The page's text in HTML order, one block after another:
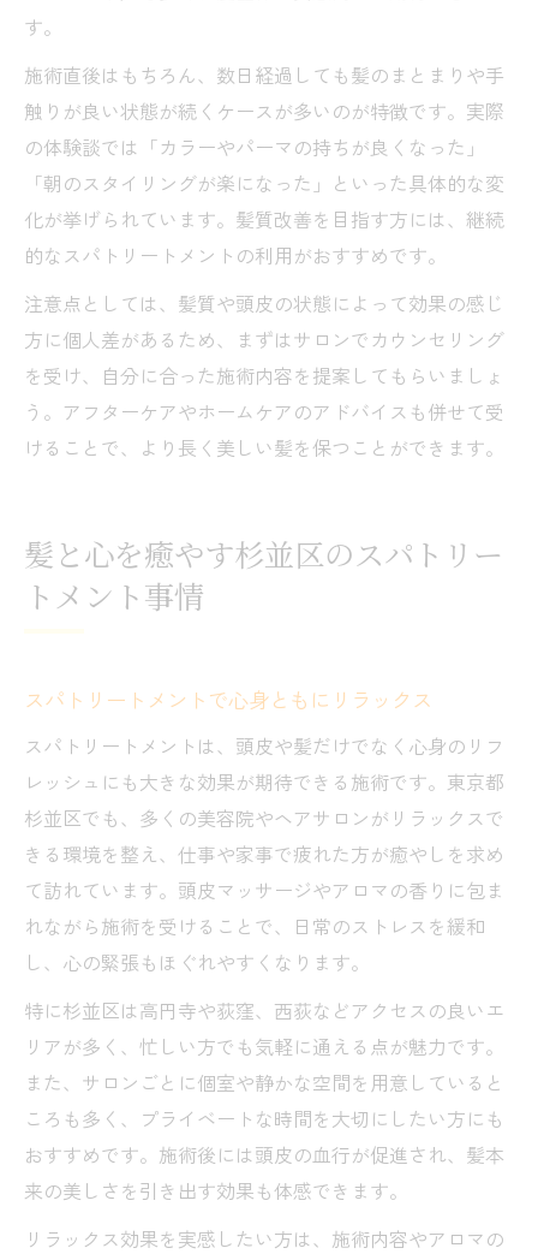
す。
施術直後はもちろん、数日経過しても髪のまとまりや手
触りが良い状態が続くケースが多いのが特徴です。実際
の体験談では「カラーやパーマの持ちが良くなった」
「朝のスタイリングが楽になった」といった具体的な変
化が挙げられています。髪質改善を目指す方には、継続
的なスパトリートメントの利用がおすすめです。
注意点としては、髪質や頭皮の状態によって効果の感じ
方に個人差があるため、まずはサロンでカウンセリング
を受け、自分に合った施術内容を提案してもらいましょ
う。アフターケアやホームケアのアドバイスも併せて受
けることで、より長く美しい髪を保つことができます。
髪と心を癒やす杉並区のスパトリー
トメント事情
スパトリートメントで心身ともにリラックス
スパトリートメントは、頭皮や髪だけでなく心身のリフ
レッシュにも大きな効果が期待できる施術です。東京都
杉並区でも、多くの美容院やヘアサロンがリラックスで
きる環境を整え、仕事や家事で疲れた方が癒やしを求め
て訪れています。頭皮マッサージやアロマの香りに包ま
れながら施術を受けることで、日常のストレスを緩和
し、心の緊張もほぐれやすくなります。
特に杉並区は高円寺や荻窪、西荻などアクセスの良いエ
リアが多く、忙しい方でも気軽に通える点が魅力です。
また、サロンごとに個室や静かな空間を用意していると
ころも多く、プライベートな時間を大切にしたい方にも
おすすめです。施術後には頭皮の血行が促進され、髪本
来の美しさを引き出す効果も体感できます。
リラックス効果を実感したい方は、施術内容やアロマの